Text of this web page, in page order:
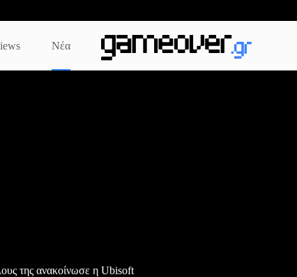
Νέα
της ανακοίνωσε η Ubisoft